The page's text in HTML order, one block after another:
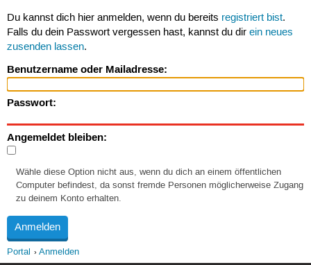
Du kannst dich hier anmelden, wenn du bereits registriert bist.
Falls du dein Passwort vergessen hast, kannst du dir ein neues
zusenden lassen.
Benutzername oder Mailadresse:
Passwort:
Angemeldet bleiben:
Wähle diese Option nicht aus, wenn du dich an einem öffentlichen
Computer befindest, da sonst fremde Personen möglicherweise Zugang
zu deinem Konto erhalten.
Portal Anmelden